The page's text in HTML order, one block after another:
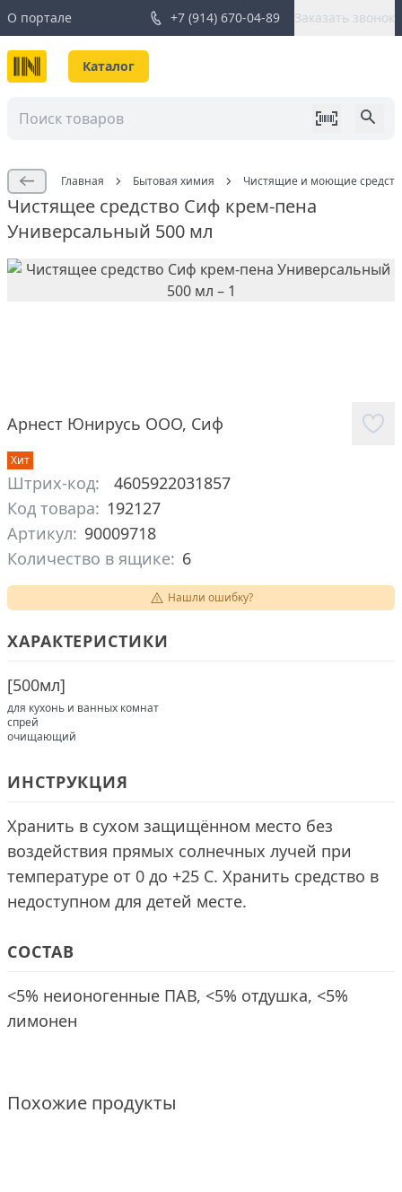
О портале +7 (914) 670-04-89 Заказать звонок
Каталог
Главная Бытовая химия Чистящие и моющие
Чистящее средство Сиф крем-пена
Универсальный 500 мл
Арнест Юнирусь ООО, Сиф
Хит
Штрих-код:
4605922031857
Код товара: 192127
Артикул: 90009718
Количество в ящике: 6
Нашли ошибку?
ХАРАКТЕРИСТИКИ
[500мл]
для кухонь и ванных комнат
спрей
очищающий
ИНСТРУКЦИЯ
Хранить в сухом защищённом место без
воздействия прямых солнечных лучей при
температуре от 0 до +25 С. Хранить средство в
недоступном для детей месте.
СОСТАВ
<5% неионогенные ПАВ, <5% отдушка, <5%
лимонен
Похожие продукты